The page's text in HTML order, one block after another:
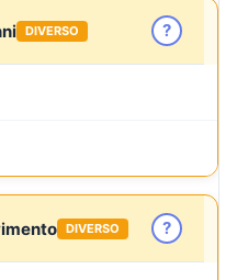
DIVERSO ?
DIVERSO ?